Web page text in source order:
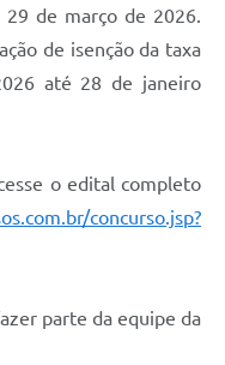
Ativa do
29 de março de 2026.
de isenção da taxa
até 28 de janeiro
o edital completo
concurso.jsp?
parte da equipe da